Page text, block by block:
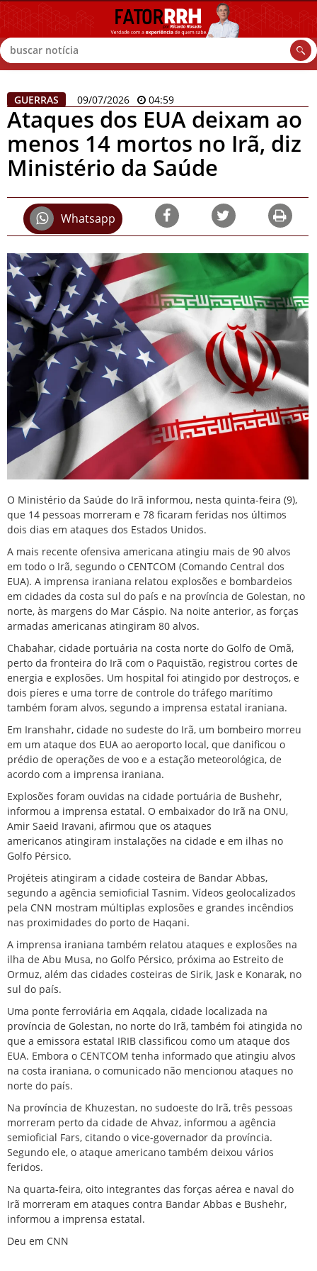
Buscar
GUERRAS 09/07/2026 04:59
Ataques dos EUA deixam ao
menos 14 mortos no Irã, diz
Ministério da Saúde
Whatsapp
O Ministério da Saúde do Irã informou, nesta quinta-feira (9),
que 14 pessoas morreram e 78 ficaram feridas nos últimos
dois dias em ataques dos Estados Unidos.
A mais recente ofensiva americana atingiu mais de 90 alvos
em todo o Irã, segundo o CENTCOM (Comando Central dos
EUA). A imprensa iraniana relatou explosões e bombardeios
em cidades da costa sul do país e na província de Golestan, no
norte, às margens do Mar Cáspio. Na noite anterior, as forças
armadas americanas atingiram 80 alvos.
Chabahar, cidade portuária na costa norte do Golfo de Omã,
perto da fronteira do Irã com o Paquistão, registrou cortes de
energia e explosões. Um hospital foi atingido por destroços, e
dois píeres e uma torre de controle do tráfego marítimo
também foram alvos, segundo a imprensa estatal iraniana.
Em Iranshahr, cidade no sudeste do Irã, um bombeiro morreu
em um ataque dos EUA ao aeroporto local, que danificou o
prédio de operações de voo e a estação meteorológica, de
acordo com a imprensa iraniana.
Explosões foram ouvidas na cidade portuária de Bushehr,
informou a imprensa estatal. O embaixador do Irã na ONU,
Amir Saeid Iravani, afirmou que os ataques
americanos atingiram instalações na cidade e em ilhas no
Golfo Pérsico.
Projéteis atingiram a cidade costeira de Bandar Abbas,
segundo a agência semioficial Tasnim. Vídeos geolocalizados
pela CNN mostram múltiplas explosões e grandes incêndios
nas proximidades do porto de Haqani.
A imprensa iraniana também relatou ataques e explosões na
ilha de Abu Musa, no Golfo Pérsico, próxima ao Estreito de
Ormuz, além das cidades costeiras de Sirik, Jask e Konarak, no
sul do país.
Uma ponte ferroviária em Aqqala, cidade localizada na
província de Golestan, no norte do Irã, também foi atingida no
que a emissora estatal IRIB classificou como um ataque dos
EUA. Embora o CENTCOM tenha informado que atingiu alvos
na costa iraniana, o comunicado não mencionou ataques no
norte do país.
Na província de Khuzestan, no sudoeste do Irã, três pessoas
morreram perto da cidade de Ahvaz, informou a agência
semioficial Fars, citando o vice-governador da província.
Segundo ele, o ataque americano também deixou vários
feridos.
Na quarta-feira, oito integrantes das forças aérea e naval do
Irã morreram em ataques contra Bandar Abbas e Bushehr,
informou a imprensa estatal.
Deu em CNN